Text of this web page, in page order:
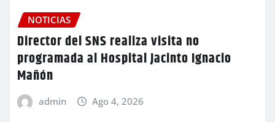
NOTICIAS
Director del SNS realiza visita no
programada al Hospital Jacinto Ignacio
Mañón
admin Ago 4, 2026